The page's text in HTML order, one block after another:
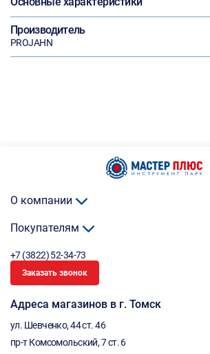
Производитель
PROJAHN
О компании
Покупателям
+7 (3822) 52-34-73
Заказать звонок
Адреса магазинов в г. Томск
ул. Шевченко, 44 ст. 46
пр-т Комсомольский, 7 ст. 6